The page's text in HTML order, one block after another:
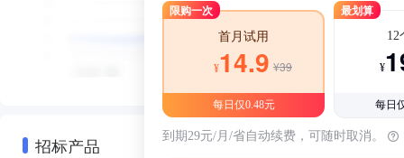
招标产品
限购一次
首月试用
¥14.9 ¥39
每日仅0.48元
最划算
12
¥
每日
到期29元/月/省自动续费，可随时取消。